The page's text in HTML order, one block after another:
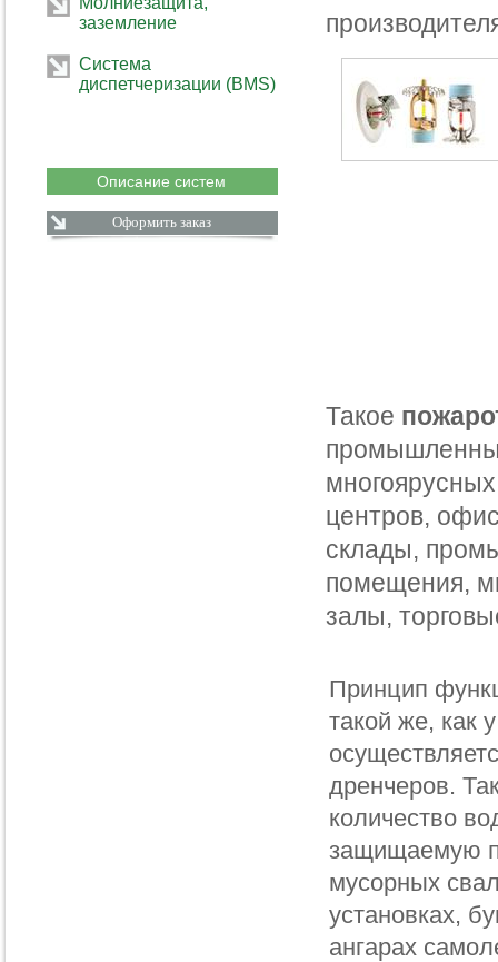
заземление
Система
диспетчеризации (BMS)
Описание систем
Оформить заказ
Такое
центров,
склады,
помещения,
залы,
Принцип
такой же, как
дренчеров.
количество
защищаемую
мусорных
установках,
ангарах